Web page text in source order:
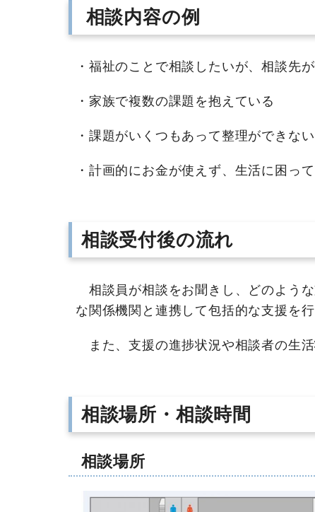
相談内容の例
・福祉のことで相談したいが、相談先
・家族で複数の課題を抱えている
・課題がいくつもあって整理ができない
・計画的にお金が使えず、生活に困
相談受付後の流れ
相談員が相談をお聞きし、どのよう
な関係機関と連携して包括的な支援を行
また、支援の進捗状況や相談者の生
相談場所・相談時間
相談場所